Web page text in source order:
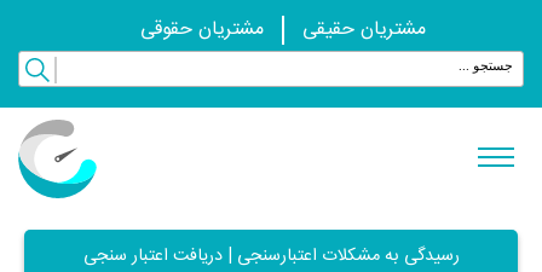
مشتریان حقیقی مشتریان حقوقی
رسیدگی به مشکلات اعتبارسنجی | دریافت اعتبار سنجی